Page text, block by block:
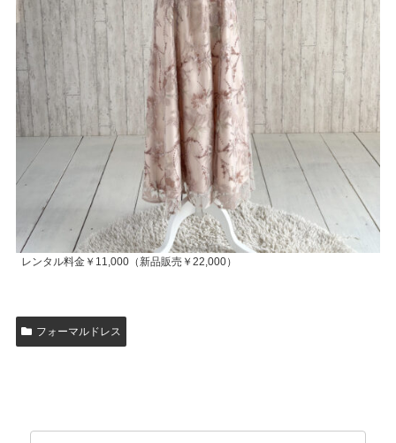
レンタル料金￥11,000（新品販売￥22,000）
フォーマルドレス